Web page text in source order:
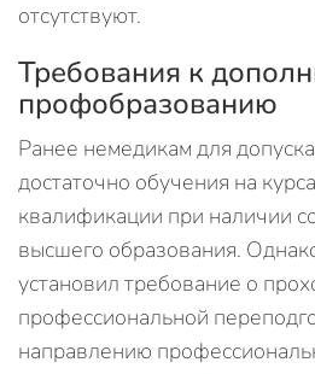
отсутствуют.
Требования к
профобразованию
Ранее немедикам для
достаточно обучения на
квалификации при наличии
высшего образования.
установил требование о
профессиональной
направлению